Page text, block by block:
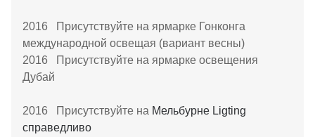
2016 Присутствуйте на ярмарке Гонконга
международной освещая (вариант весны)
2016 Присутствуйте на ярмарке освещения
Дубай
2016 Присутствуйте на Мельбурне Ligting
справедливо